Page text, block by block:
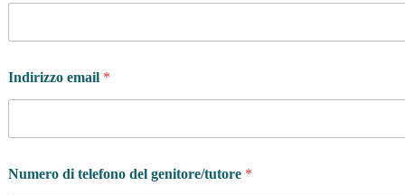
Indirizzo email *
Numero di telefono del genitore/tutore *